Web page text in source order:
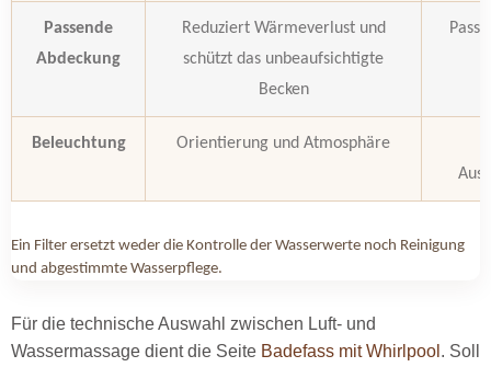
Passende
Abdeckung
Reduziert Wärmeverlust und
schützt das unbeaufsichtigte
Becken
Beleuchtung Orientierung und Atmosphäre
Ein Filter ersetzt weder die Kontrolle der Wasserwerte noch Reinigung
und abgestimmte Wasserpflege.
Für die technische Auswahl zwischen Luft- und
Wassermassage dient die Seite Badefass mit Whirlpool . Soll